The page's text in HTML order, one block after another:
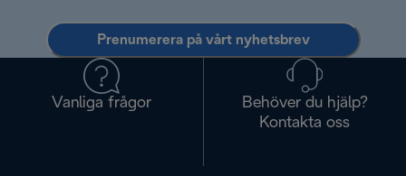
Prenumerera på vårt nyhetsbrev
Vanliga frågor
Behöver du hjälp?
Kontakta oss